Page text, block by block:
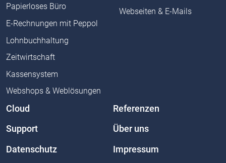
Papierloses Büro
E-Rechnungen mit Peppol
Lohnbuchhaltung
Zeitwirtschaft
Kassensystem
Webshops & Weblösungen
Webseiten & E-Mails
Cloud Referenzen
Support Über uns
Datenschutz Impressum